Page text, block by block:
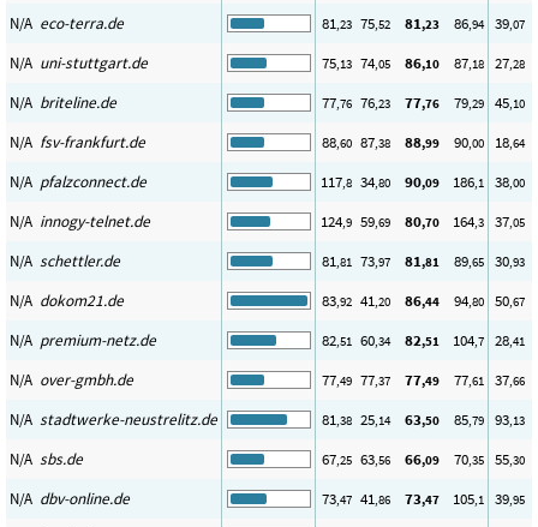
N/A eco-terra.de 81,23 75,52 81,23 86,94 39,07
N/A uni-stuttgart.de 75,13 74,05 86,10 87,18 27,28
N/A briteline.de 77,76 76,23 77,76 79,29 45,10
N/A fsv-frankfurt.de 88,60 87,38 88,99 90,00 18,64
N/A pfalzconnect.de 117,8 34,80 90,09 186,1 38,00
N/A innogy-telnet.de 124,9 59,69 80,70 164,3 37,05
N/A schettler.de 81,81 73,97 81,81 89,65 30,93
N/A dokom21.de 83,92 41,20 86,44 94,80 50,67
N/A premium-netz.de 82,51 60,34 82,51 104,7 28,41
N/A over-gmbh.de 77,49 77,37 77,49 77,61 37,66
N/A stadtwerke-neustrelitz.de 81,38 25,14 63,50 85,79 93,13
N/A sbs.de 67,25 63,56 66,09 70,35 55,30
N/A dbv-online.de 73,47 41,86 73,47 105,1 39,95